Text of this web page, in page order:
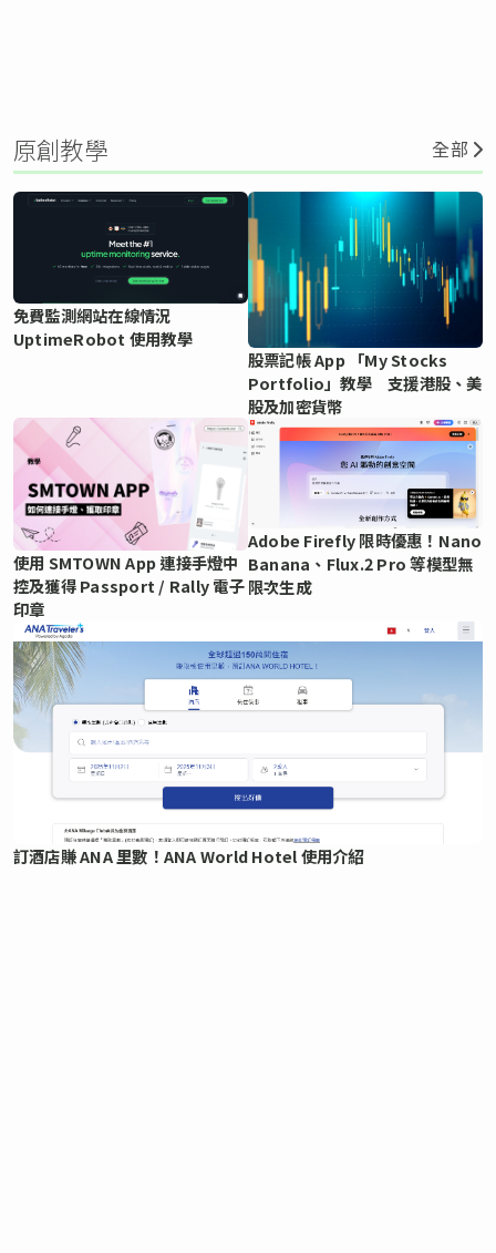
原創教學 全部
免費監測網站在線情況
UptimeRobot 使用教學
股票記帳 App 「My Stocks
Portfolio」教學 支援港股、美
股及加密貨幣
使用 SMTOWN App 連接手燈中
控及獲得 Passport / Rally 電子
印章
Adobe Firefly 限時優惠！Nano
Banana、Flux.2 Pro 等模型無
限次生成
訂酒店賺 ANA 里數！ANA World Hotel 使用介紹